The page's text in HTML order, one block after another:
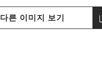
다른 이미지 보기